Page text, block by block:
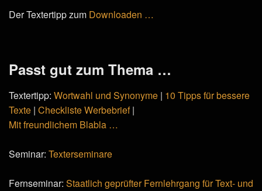
Der Textertipp zum Downloaden …
Passt gut zum Thema …
Textertipp: Wortwahl und Synonyme | 10 Tipps für bessere
Texte | Checkliste Werbebrief|
Mit freundlichem Blabla …
Seminar: Texterseminare
Fernseminar: Staatlich geprüfter Fernlehrgang für Text- und